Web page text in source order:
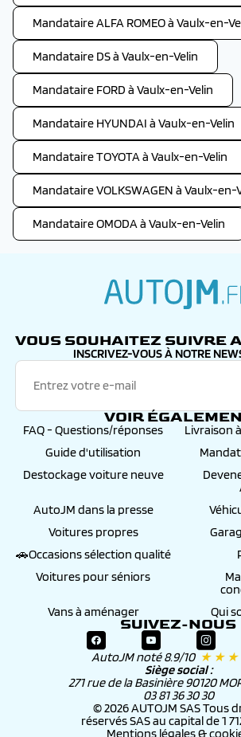
Mandataire ALFA ROMEO à Vaulx-en-
Mandataire DS à Vaulx-en-Velin
Mandataire FORD à Vaulx-en-Velin
Mandataire HYUNDAI à Vaulx-en-Velin
Mandataire TOYOTA à Vaulx-en-Velin
Mandataire VOLKSWAGEN à Vaulx-en-
Mandataire OMODA à Vaulx-en-Velin
VOUS SOUHAITEZ SUIVRE
INSCRIVEZ-VOUS À NOTRE
VOIR
FAQ - Questions/réponses
Livraison
Guide d'utilisation
Destockage voiture neuve
AutoJM dans la presse
Voitures propres
🚗Occasions sélection qualité
Voitures pour séniors
Vans à aménager
Qui
SUIVEZ-NOUS
AutoJM noté 8.9/10 ★ ★ ★
Siège social :
271 rue de la Basinière 90120
03 81 36 30 30
© 2026 AUTOJM SAS Tous
réservés SAS au capital de 1
Mentions légales &